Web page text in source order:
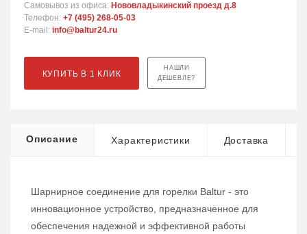
Самовывоз из офиса: Нововладыкинский проезд д.8
Телефон: +7 (495) 268-05-03
E-mail: info@baltur24.ru
КУПИТЬ В 1 КЛИК
НАШЛИ
ДЕШЕВЛЕ?
Описание Характеристики Доставка
Шарнирное соединение для горелки Baltur - это
инновационное устройство, предназначенное для
обеспечения надежной и эффективной работы